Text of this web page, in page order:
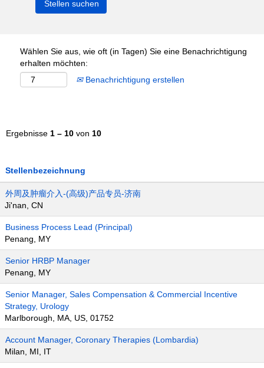
Wählen Sie aus, wie oft (in Tagen) Sie eine Benachrichtigung
erhalten möchten:
Benachrichtigung erstellen
Ergebnisse 1 – 10 von 10
Stellenbezeichnung
外周及肿瘤介入-(高级)产品专员-济南
Ji'nan, CN
Business Process Lead (Principal)
Penang, MY
Senior HRBP Manager
Penang, MY
Senior Manager, Sales Compensation & Commercial Incentive
Strategy, Urology
Marlborough, MA, US, 01752
Account Manager, Coronary Therapies (Lombardia)
Milan, MI, IT